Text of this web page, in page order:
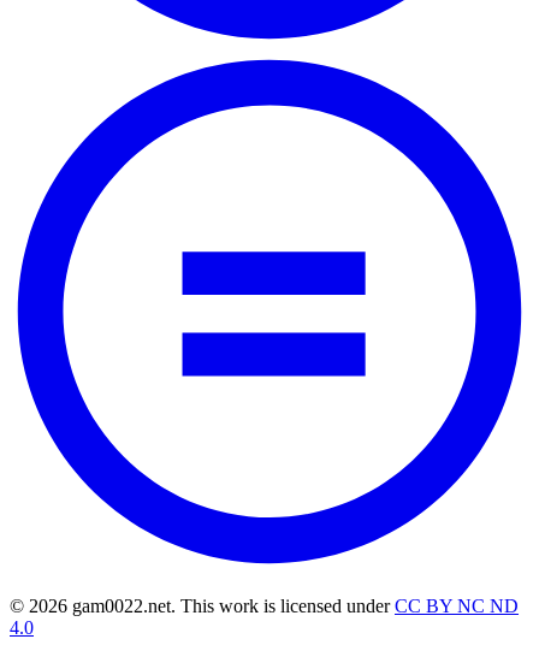
© 2026 gam0022.net. This work is licensed underCC BY NC ND
4.0